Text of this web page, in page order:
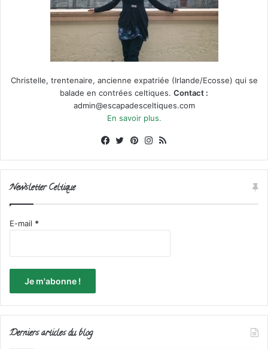
Christelle, trentenaire, ancienne expatriée (Irlande/Ecosse) qui se
balade en contrées celtiques. Contact :
admin@escapadesceltiques.com
En savoir plus.
Facebook
X PinterestInstagram
Newsletter Celtique
E-mail *
Derniers articles du blog